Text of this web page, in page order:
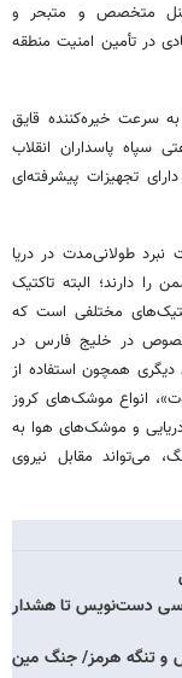
متخصص و متبحر و
در تأمین امنیت منطقه
سرعت خیره‌کننده قایق
سپاه پاسداران انقلاب
تجهیزات پیشرفته‌ای
نبرد طولانی‌مدت در دریا
را دارند؛ البته تاکتیک
مختلفی است که
در خلیج فارس در
دیگری همچون استفاده از
انواع موشک‌های کروز
و موشک‌های هوا به
می‌تواند مقابل نیروی
؛ از دیپلماسی دست‌نویس تا هشدار
و تنگه هرمز/ جنگ مین